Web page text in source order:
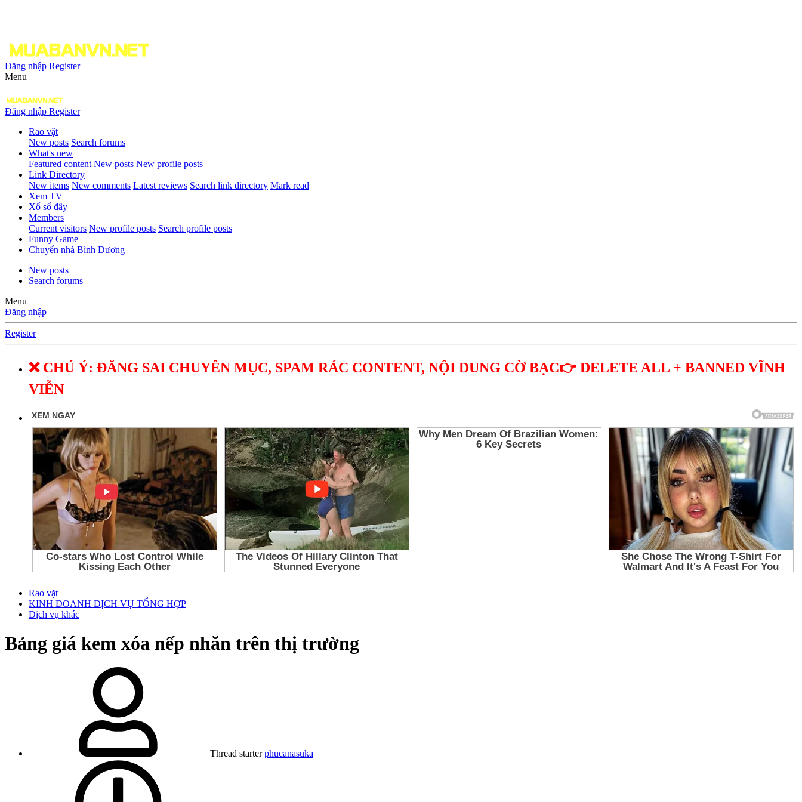
Đăng nhập Register
Menu
Đăng nhập Register
Rao vặt
New posts Search forums
What's new
Featured content New posts New profile posts
Link Directory
New items New comments Latest reviews Search link directory Mark read
Xem TV
Xổ số đây
Members
Current visitors New profile posts Search profile posts
Funny Game
Chuyển nhà Bình Dương
New posts
Search forums
Menu
Đăng nhập
Register
❌ CHÚ Ý: ĐĂNG SAI CHUYÊN MỤC, SPAM RÁC CONTENT, NỘI DUNG CỜ BẠC👉 DELETE ALL + BANNED VĨNH
VIỄN
Rao vặt
KINH DOANH DỊCH VỤ TỔNG HỢP
Dịch vụ khác
Bảng giá kem xóa nếp nhăn trên thị trường
Thread starter phucanasuka